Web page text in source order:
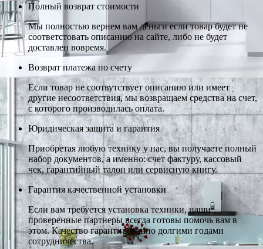
Полный возврат стоимости
Мы полностью вернем вам деньги если товар будет не
соответстовать описанию на сайте, либо не будет
доставлен вовремя.
Возврат платежа по счету
Если товар не соотвутствует описанию или имеет
другие несоответствия, мы возвращаем средства на счет,
с которого производилась оплата.
Юридическая защита и гарантия
Приобретая любую технику у нас, вы получаете полный
набор документов, а именно: счет фактуру, кассовый
чек, гарантийный талон или сервисную книгу.
Гарантия качественной установки
Если вам требуется установка техники, наши
проверенные партнеры всегда готовы помочь вам в
этом. Качество гарантированно долгими годами
сотрудничества.